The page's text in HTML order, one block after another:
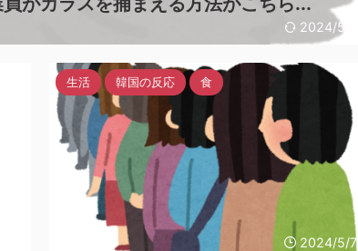
2024/5/7
2024/5/7
生活 韓国の反応 食